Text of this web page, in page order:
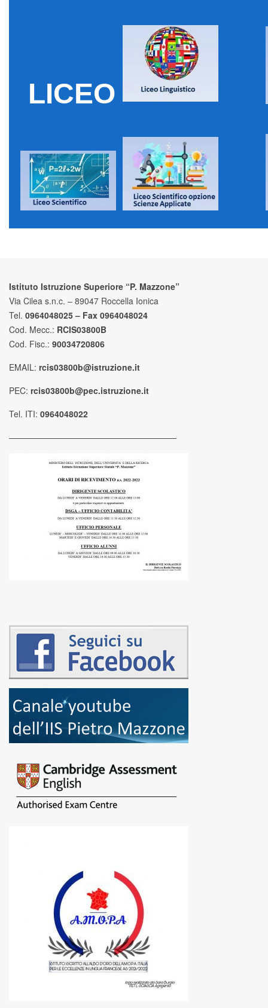
LICEO
Istituto Istruzione Superiore “P. Mazzone”
Via Cilea s.n.c. – 89047 Roccella Ionica
Tel. 0964048025 – Fax 0964048024
Cod. Mecc.: RCIS03800B
Cod. Fisc.: 90034720806
EMAIL: rcis03800b@istruzione.it
PEC: rcis03800b@pec.istruzione.it
Tel. ITI: 0964048022
————————————————————